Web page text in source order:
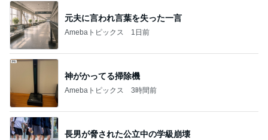
元夫に言われ言葉を失った一言
Amebaトピックス 1日前
神がかってる掃除機
Amebaトピックス 3時間前
長男が脅された公立中の学級崩壊